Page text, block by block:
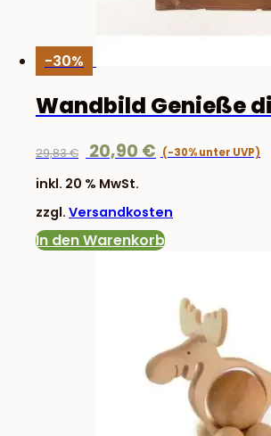
-30%
Wandbild Genieße
29,83€
Ursprünglicher
war:
29,83 €
20,90€
inkl. 20 % MwSt.
zzgl. Versandkosten
In den Warenkorb